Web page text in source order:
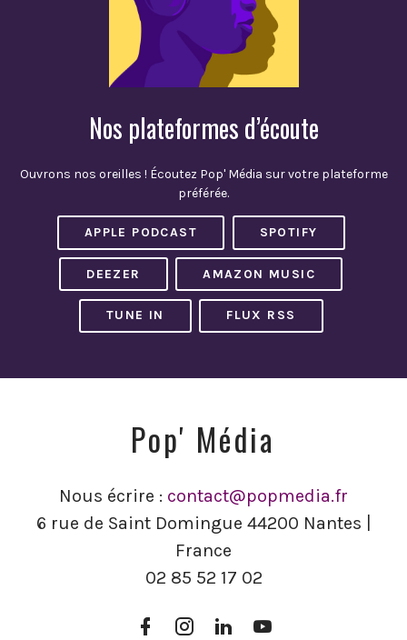
Nos plateformes d’écoute
Ouvrons nos oreilles ! Écoutez Pop' Média sur votre plateforme
préférée.
APPLE PODCAST SPOTIFY
DEEZER AMAZON MUSIC
TUNE IN FLUX RSS
Pop' Média
Nous écrire : contact@popmedia.fr
6 rue de Saint Domingue 44200 Nantes |
France
02 85 52 17 02
Facebook
Pop’
InstagramLinkedIn
Pop’